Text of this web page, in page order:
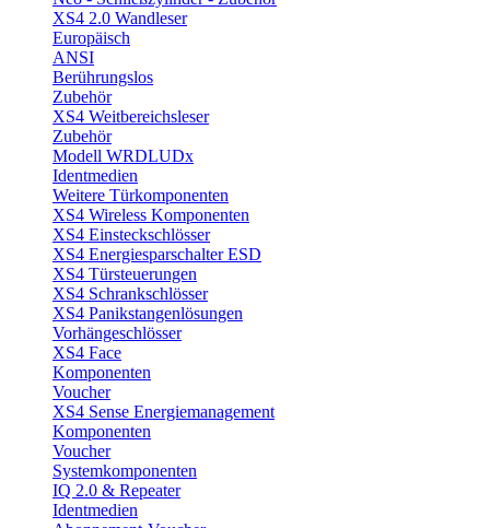
XS4 2.0 Wandleser
Europäisch
ANSI
Berührungslos
Zubehör
XS4 Weitbereichsleser
Zubehör
Modell WRDLUDx
Identmedien
Weitere Türkomponenten
XS4 Wireless Komponenten
XS4 Einsteckschlösser
XS4 Energiesparschalter ESD
XS4 Türsteuerungen
XS4 Schrankschlösser
XS4 Panikstangenlösungen
Vorhängeschlösser
XS4 Face
Komponenten
Voucher
XS4 Sense Energiemanagement
Komponenten
Voucher
Systemkomponenten
IQ 2.0 & Repeater
Identmedien